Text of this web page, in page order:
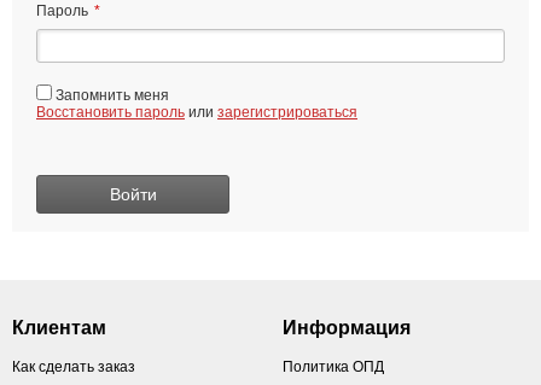
Пароль *
Запомнить меня
Восстановить пароль или зарегистрироваться
Клиентам
Как сделать заказ
Информация
Политика ОПД